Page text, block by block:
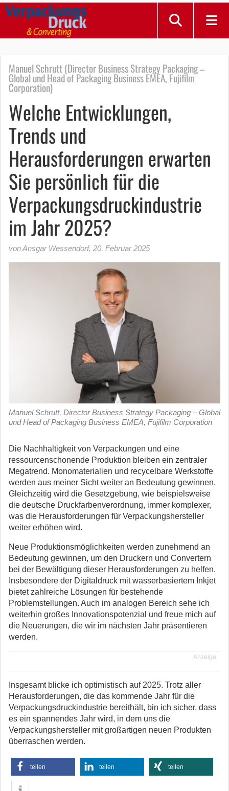
Manuel Schrutt (Director Business Strategy Packaging –
Global und Head of Packaging Business EMEA, Fujifilm
Corporation)
Welche Entwicklungen,
Trends und
Herausforderungen erwarten
Sie persönlich für die
Verpackungsdruckindustrie
im Jahr 2025?
von Ansgar Wessendorf, 20. Februar 2025
Manuel Schrutt, Director Business Strategy Packaging – Global
und Head of Packaging Business EMEA, Fujifilm Corporation
Die Nachhaltigkeit von Verpackungen und eine
ressourcenschonende Produktion bleiben ein zentraler
Megatrend. Monomaterialien und recycelbare Werkstoffe
werden aus meiner Sicht weiter an Bedeutung gewinnen.
Gleichzeitig wird die Gesetzgebung, wie beispielsweise
die deutsche Druckfarbenverordnung, immer komplexer,
was die Herausforderungen für Verpackungshersteller
weiter erhöhen wird.
Neue Produktionsmöglichkeiten werden zunehmend an
Bedeutung gewinnen, um den Druckern und Convertern
bei der Bewältigung dieser Herausforderungen zu helfen.
Insbesondere der Digitaldruck mit wasserbasiertem Inkjet
bietet zahlreiche Lösungen für bestehende
Problemstellungen. Auch im analogen Bereich sehe ich
weiterhin großes Innovationspotenzial und freue mich auf
die Neuerungen, die wir im nächsten Jahr präsentieren
werden.
Anzeige
Insgesamt blicke ich optimistisch auf 2025. Trotz aller
Herausforderungen, die das kommende Jahr für die
Verpackungsdruckindustrie bereithält, bin ich sicher, dass
es ein spannendes Jahr wird, in dem uns die
Verpackungshersteller mit großartigen neuen Produkten
überraschen werden.
teilen teilen teilen